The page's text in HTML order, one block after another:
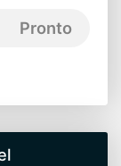
Pronto